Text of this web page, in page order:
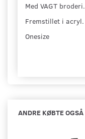
Med VAGT broderi.
Fremstillet i acryl.
Onesize
ANDRE KØBTE OGSÅ